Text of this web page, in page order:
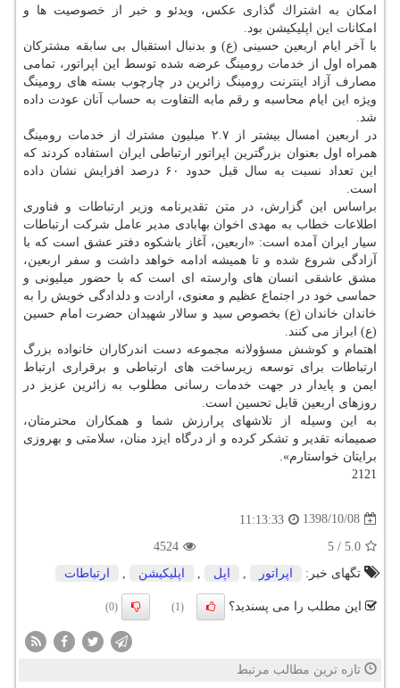
امكان به اشتراك گذاری عكس، ویدئو و خبر از خصوصیت ها و
امكانات این اپلیكیشن بود.
با آخر ایام اربعین حسینی (ع) و بدنبال استقبال بی سابقه مشتركان
همراه اول از خدمات رومینگ عرضه شده توسط این اپراتور، تمامی
مصارف آزاد اینترنت رومینگ زائرین در چارچوب بسته های رومینگ
ویژه این ایام محاسبه و رقم مابه التفاوت به حساب آنان عودت داده
شد.
در اربعین امسال بیشتر از ۲.۷ میلیون مشترك از خدمات رومینگ
همراه اول بعنوان بزرگترین اپراتور ارتباطی ایران استفاده كردند كه
این تعداد نسبت به سال قبل حدود ۶۰ درصد افزایش نشان داده
است.
براساس این گزارش، در متن تقدیرنامه وزیر ارتباطات و فناوری
اطلاعات خطاب به مهدی اخوان بهابادی مدیر عامل شركت ارتباطات
سیار ایران آمده است: «اربعین، آغاز باشكوه دفتر عشق است كه با
آزادگی شروع شده و تا همیشه ادامه خواهد داشت و سفر اربعین،
مشق عاشقی انسان های وارسته ای است كه با حضور میلیونی و
حماسی خود در اجتماع عظیم و معنوی، ارادت و دلدادگی خویش را به
خاندان خاندان (ع) بخصوص سید و سالار شهیدان حضرت امام حسین
(ع) ابراز می كنند.
اهتمام و كوشش مسؤولانه مجموعه دست اندركاران خانواده بزرگ
ارتباطات برای توسعه زیرساخت های ارتباطی و برقراری ارتباط
ایمن و پایدار در جهت خدمات رسانی مطلوب به زائرین عزیز در
روزهای اربعین قابل تحسین است.
به این وسیله از تلاشهای پرارزش شما و همكاران محترمتان،
صمیمانه تقدیر و تشكر كرده و از درگاه ایزد منان، سلامتی و بهروزی
برایتان خواستارم».
2121
1398/10/08
11:13:33
5.0
/
5
4524
تگهای خبر:
اپراتور اپل اپلیكیشن ارتباطات
این مطلب را می پسندید؟ (1)
(0)
تازه ترین مطالب مرتبط